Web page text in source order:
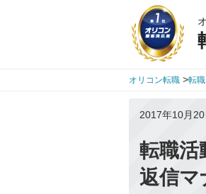
オリコン転職 >転
2017年10月
転職活
返信マ